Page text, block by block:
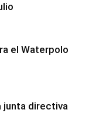
el Waterpolo
junta directiva